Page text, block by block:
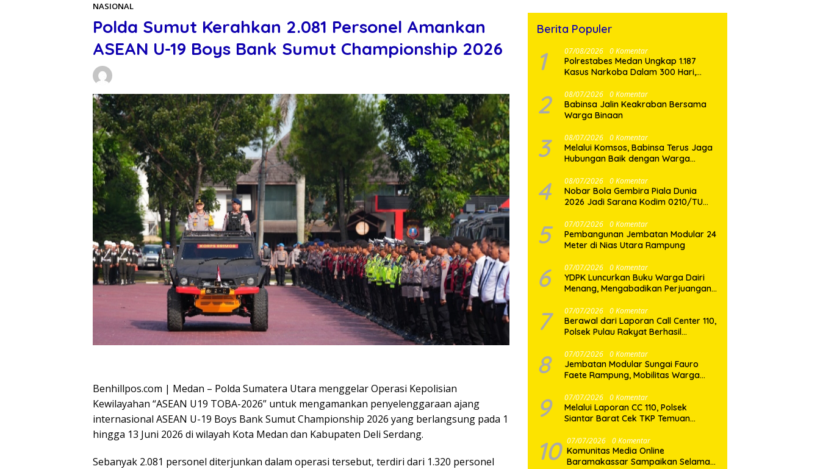
NASIONAL
Polda Sumut Kerahkan 2.081 Personel Amankan
ASEAN U-19 Boys Bank Sumut Championship 2026
Benhillpos.com | Medan – Polda Sumatera Utara menggelar Operasi Kepolisian
Kewilayahan “ASEAN U19 TOBA-2026” untuk mengamankan penyelenggaraan ajang
internasional ASEAN U-19 Boys Bank Sumut Championship 2026 yang berlangsung pada 1
hingga 13 Juni 2026 di wilayah Kota Medan dan Kabupaten Deli Serdang.
Sebanyak 2.081 personel diterjunkan dalam operasi tersebut, terdiri dari 1.320 personel
Merah Putih
Berita Populer
1 07/08/2026 0 Komentar
Polrestabes Medan Ungkap 1.187
Kasus Narkoba Dalam 300 Hari,
Bukti
2 08/07/2026 0 Komentar
Babinsa Jalin Keakraban Bersama
Warga Binaan
3 08/07/2026 0 Komentar
Melalui Komsos, Babinsa Terus Jaga
Hubungan Baik dengan Warga
4 08/07/2026 0 Komentar
Nobar Bola Gembira Piala Dunia
2026 Jadi Sarana Kodim 0210/TU
Kebersamaan dengan Warga
5 07/07/2026 0 Komentar
Pembangunan Jembatan Modular 24
Meter di Nias Utara Rampung
6 07/07/2026 0 Komentar
YDPK Luncurkan Buku Warga Dairi
Menang, Mengabadikan Perjuangan
Jalur Hukum
7 07/07/2026 0 Komentar
Berawal dari Laporan Call Center 110,
Polsek Pulau Rakyat Berhasil
Penyalahgunaan Narkotika
8 07/07/2026 0 Komentar
Jembatan Modular Sungai Fauro
Faete Rampung, Mobilitas Warga
9 07/07/2026 0 Komentar
Melalui Laporan CC 110, Polsek
Siantar Barat Cek TKP Temuan
10 07/07/2026 0 Komentar
Komunitas Media Online
Baramakassar Sampaikan Selamat